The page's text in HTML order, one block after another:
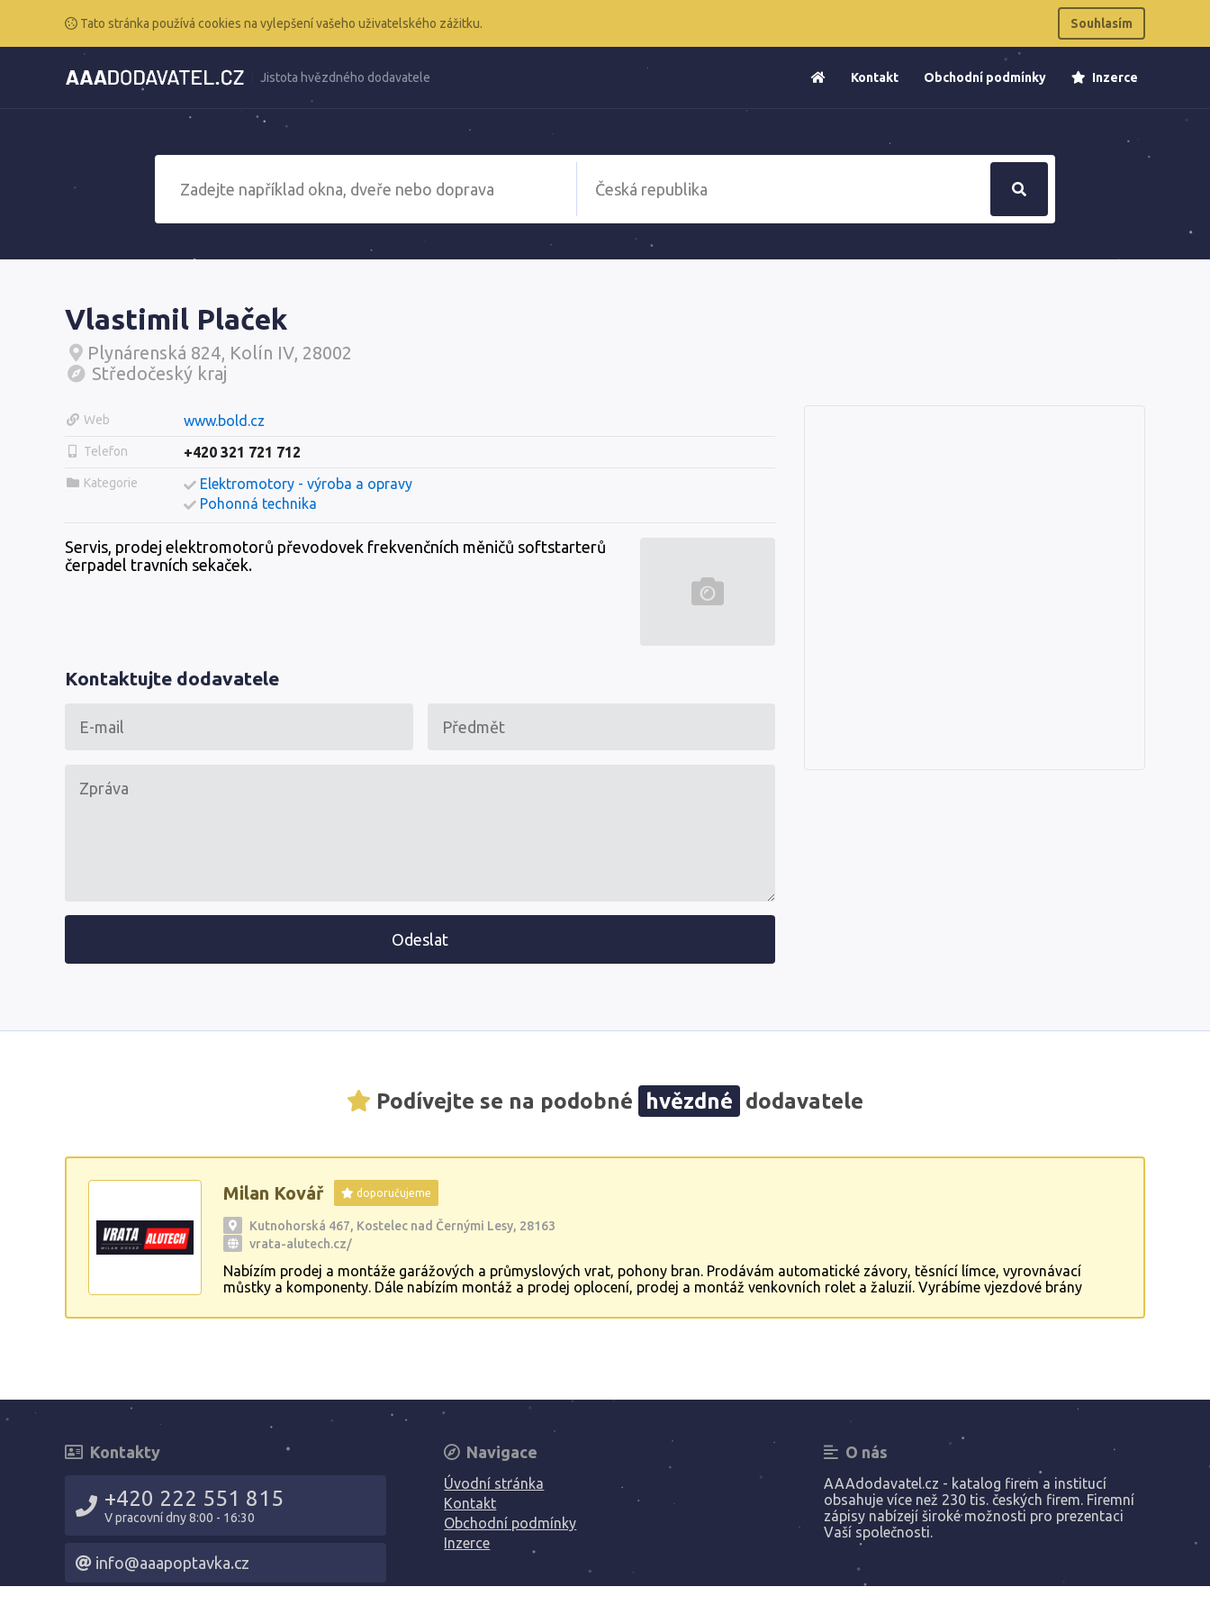
Tato stránka používá cookies na vylepšení vašeho uživatelského zážitku. Souhlasím
Jistota hvězdného dodavatele Kontakt Obchodní podmínky Inzerce
Vlastimil Plaček
Plynárenská 824, Kolín IV, 28002
Středočeský kraj
Web www.bold.cz
Telefon +420 321 721 712
Kategorie
Elektromotory - výroba a opravy
Pohonná technika
Servis, prodej elektromotorů převodovek frekvenčních měničů softstarterů
čerpadel travních sekaček.
Kontaktujte dodavatele
Odeslat
Podívejte se na podobné hvězdné dodavatele
Milan Kovář doporučujeme
Kutnohorská 467, Kostelec nad Černými Lesy, 28163
vrata-alutech.cz/
Nabízím prodej a montáže garážových a průmyslových vrat, pohony bran. Prodávám automatické závory, těsnící límce, vyrovnávací
můstky a komponenty. Dále nabízím montáž a prodej oplocení, prodej a montáž venkovních rolet a žaluzií. Vyrábíme vjezdové brány
Kontakty
+420 222 551 815
V pracovní dny 8:00 - 16:30
info@aaapoptavka.cz
Navigace
Úvodní stránka
Kontakt
Obchodní podmínky
Inzerce
O nás
AAAdodavatel.cz - katalog firem a institucí
obsahuje více než 230 tis. českých firem. Firemní
zápisy nabízejí široké možnosti pro prezentaci
Vaší společnosti.